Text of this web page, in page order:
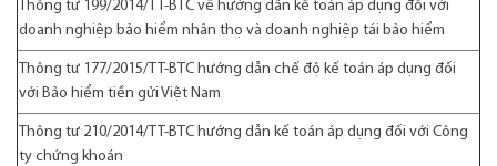
Thông tư 199/2014/TT-BTC về hướng dẫn kế toán áp dụng đối với
doanh nghiệp bảo hiểm nhân thọ và doanh nghiệp tái bảo hiểm
Thông tư 177/2015/TT-BTC hướng dẫn chế độ kế toán áp dụng đối
với Bảo hiểm tiền gửi Việt Nam
Thông tư 210/2014/TT-BTC hướng dẫn kế toán áp dụng đối với Công
ty chứng khoán